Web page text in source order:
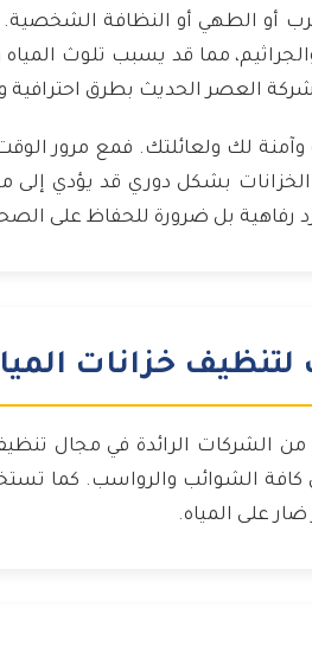
أو الطهي أو النظافة الشخصية.
مما قد يسبب تلوث
شركة العصر الحديث بطرق احترافية
لك ولعائلتك. فمع مرور
الخزانات بشكل دوري قد يؤدي
رفاهية بل ضرورة للحفاظ على
خزانات
الشركات الرائدة في مجال
الشوائب والرواسب. كما
ضار على المياه.